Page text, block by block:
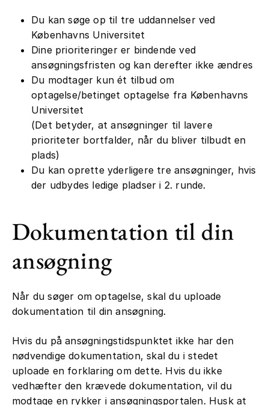
Du kan søge op til tre uddannelser ved
Københavns Universitet
Dine prioriteringer er bindende ved
ansøgningsfristen og kan derefter ikke ændres
Du modtager kun ét tilbud om
optagelse/betinget optagelse fra Københavns
Universitet
(Det betyder, at ansøgninger til lavere
prioriteter bortfalder, når du bliver tilbudt en
plads)
Du kan oprette yderligere tre ansøgninger, hvis
der udbydes ledige pladser i 2. runde.
Dokumentation til din
ansøgning
Når du søger om optagelse, skal du uploade
dokumentation til din ansøgning.
Hvis du på ansøgningstidspunktet ikke har den
nødvendige dokumentation, skal du i stedet
uploade en forklaring om dette. Hvis du ikke
vedhæfter den krævede dokumentation, vil du
modtage en rykker i ansøgningsportalen. Husk at